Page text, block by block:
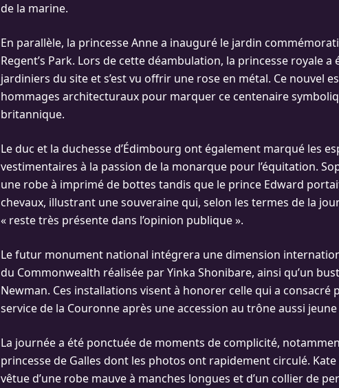
de la marine.
En parallèle, la princesse Anne a inauguré le jardin
Regent’s Park. Lors de cette déambulation, la princesse royale a
jardiniers du site et s’est vu offrir une rose en métal. Ce nouvel
hommages architecturaux pour marquer ce centenaire
britannique.
Le duc et la duchesse d’Édimbourg ont également marqué les
vestimentaires à la passion de la monarque pour l’équitation.
une robe à imprimé de bottes tandis que le prince Edward
chevaux, illustrant une souveraine qui, selon les termes de la
« reste très présente dans l’opinion publique ».
Le futur monument national intégrera une dimension
du Commonwealth réalisée par Yinka Shonibare, ainsi qu’un
Newman. Ces installations visent à honorer celle qui a consacré
service de la Couronne après une accession au trône aussi
La journée a été ponctuée de moments de complicité,
princesse de Galles dont les photos ont rapidement circulé.
vêtue d’une robe mauve à manches longues et d’un collier de